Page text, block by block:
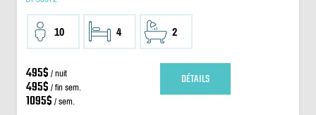
10 4 2
495$ / nuit
495$ / fin sem.
1095$ / sem.
DÉTAILS